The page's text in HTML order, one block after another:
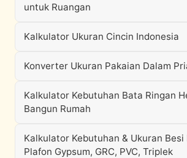
untuk Ruangan
Kalkulator Ukuran Cincin Indonesia
Konverter Ukuran Pakaian Dalam
Kalkulator Kebutuhan Bata Ringan
Bangun Rumah
Kalkulator Kebutuhan & Ukuran
Plafon Gypsum, GRC, PVC, Triplek